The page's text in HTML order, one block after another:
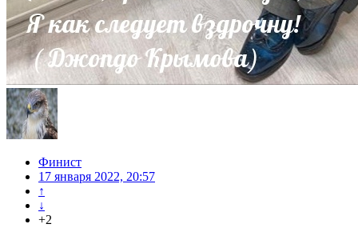
Финист
17 января 2022, 20:57
↑
↓
+2